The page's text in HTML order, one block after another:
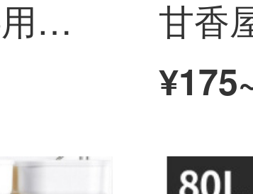
SPACEXPERT子供用収納箱60 L 2つに青＋赤の衣類整理箱お菓子おもちゃ箱収納ボックスボックス